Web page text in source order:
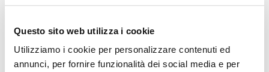
Questo sito web utilizza i cookie
Utilizziamo i cookie per personalizzare contenuti ed
annunci, per fornire funzionalità dei social media e per
2024 at 9:00 p.m.
Tickets are available on Ticketone